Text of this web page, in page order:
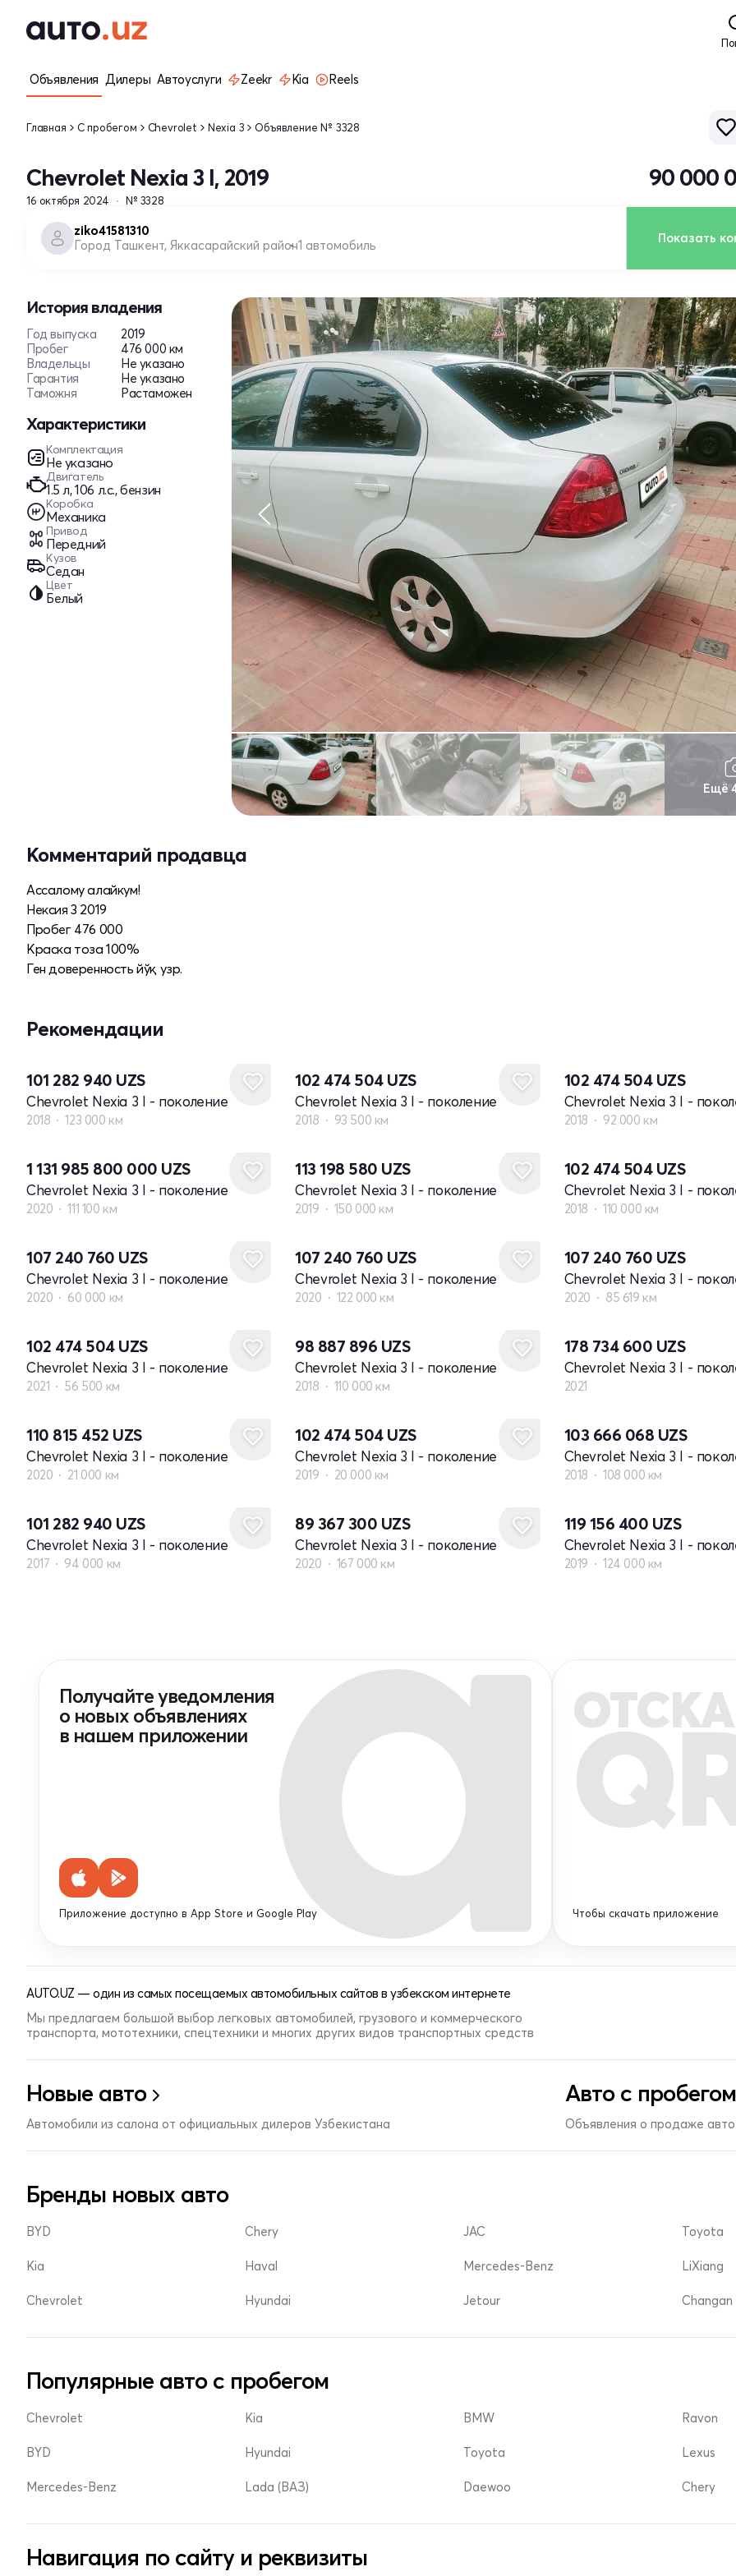
Объявления Дилеры Автоуслуги Zeekr Kia Reels
Главная С пробегом Chevrolet Nexia 3 Объявление № 3328
Chevrolet Nexia 3 I, 2019
16 октября 2024 № 3328
90 000
ziko41581310
Город Ташкент, Яккасарайский район1 автомобиль Показать
История владения
Год выпуска
2019
Пробег
476 000 км
Владельцы
Не указано
Гарантия
Не указано
Таможня
Растаможен
Характеристики
Комплектация
Не указано
Двигатель
1.5 л, 106 л.с., бензин
Коробка
Механика
Привод
Передний
Кузов
Седан
Цвет
Белый
Ещё
Комментарий продавца
Ассалому алайкум!
Нексия 3 2019
Пробег 476 000
Краска тоза 100%
Ген доверенность йўқ узр.
Рекомендации
101 282 940 UZS
Chevrolet Nexia 3 I - поколение
2018 123 000 км
102 474 504 UZS
Chevrolet Nexia 3 I - поколение
2018 93 500 км
102 474 504 UZS
Chevrolet Nexia 3 I -
2018 92 000 км
1 131 985 800 000 UZS
Chevrolet Nexia 3 I - поколение
2020 111 100 км
113 198 580 UZS
Chevrolet Nexia 3 I - поколение
2019 150 000 км
102 474 504 UZS
Chevrolet Nexia 3 I -
2018 110 000 км
107 240 760 UZS
Chevrolet Nexia 3 I - поколение
2020 60 000 км
107 240 760 UZS
Chevrolet Nexia 3 I - поколение
2020 122 000 км
107 240 760 UZS
Chevrolet Nexia 3 I -
2020 85 619 км
102 474 504 UZS
Chevrolet Nexia 3 I - поколение
2021 56 500 км
98 887 896 UZS
Chevrolet Nexia 3 I - поколение
2018 110 000 км
178 734 600 UZS
Chevrolet Nexia 3 I -
2021
110 815 452 UZS
Chevrolet Nexia 3 I - поколение
2020 21 000 км
102 474 504 UZS
Chevrolet Nexia 3 I - поколение
2019 20 000 км
103 666 068 UZS
Chevrolet Nexia 3 I -
2018 108 000 км
101 282 940 UZS
Chevrolet Nexia 3 I - поколение
2017 94 000 км
89 367 300 UZS
Chevrolet Nexia 3 I - поколение
2020 167 000 км
119 156 400 UZS
Chevrolet Nexia 3 I -
2019 124 000 км
Получайте уведомления
о новых объявлениях
в нашем приложении
Приложение доступно в App Store и Google Play Чтобы скачать приложение
AUTO.UZ — один из самых посещаемых автомобильных сайтов в узбекском интернете
Мы предлагаем большой выбор легковых автомобилей, грузового и коммерческого
транспорта, мототехники, спецтехники и многих других видов транспортных средств
Новые авто
Автомобили из салона от официальных дилеров Узбекистана
Авто с пробегом
Объявления о продаже
Бренды новых авто
BYD
Kia
Chevrolet
Chery
Haval
Hyundai
JAC
Mercedes-Benz
Jetour
Toyota
LiXiang
Популярные авто с пробегом
Chevrolet
BYD
Mercedes-Benz
Kia
Hyundai
Lada (ВАЗ)
BMW
Toyota
Daewoo
Ravon
Lexus
Chery
Навигация по сайту и реквизиты